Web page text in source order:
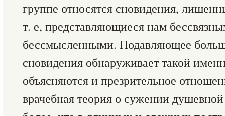
группе относятся сновидения,
т. е, представляющиеся нам
бессмысленными. Подавляющее
сновидения обнаруживает такой
объясняются и презрительное
врачебная теория о сужении